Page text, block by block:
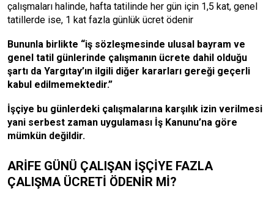
çalışmaları halinde, hafta tatilinde her gün için 1,5 kat, genel
tatillerde ise, 1 kat fazla günlük ücret ödenir
Bununla birlikte “iş sözleşmesinde ulusal bayram ve
genel tatil günlerinde çalışmanın ücrete dahil olduğu
şartı da Yargıtay’ın ilgili diğer kararları gereği geçerli
kabul edilmemektedir.”
İşçiye bu günlerdeki çalışmalarına karşılık izin verilmesi
yani serbest zaman uygulaması İş Kanunu’na göre
mümkün değildir.
ARİFE GÜNÜ ÇALIŞAN İŞÇİYE FAZLA
ÇALIŞMA ÜCRETİ ÖDENİR Mİ?